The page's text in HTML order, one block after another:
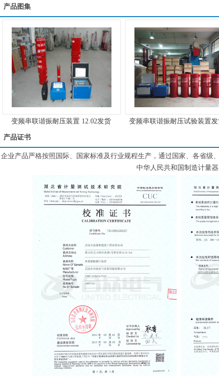
产品图集
变频串联谐振耐压装置 12.02发货 变频串联谐振耐压试验装置
产品证书
企业产品严格按照国际、国家标准及行业规程生产，通过国家、各省级
中华人民共和国制造计量